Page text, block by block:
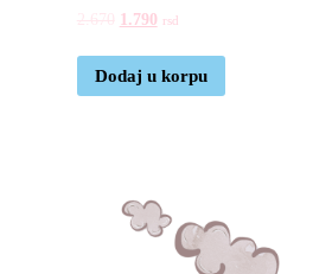
1.790 rsd
Dodaj u korpu